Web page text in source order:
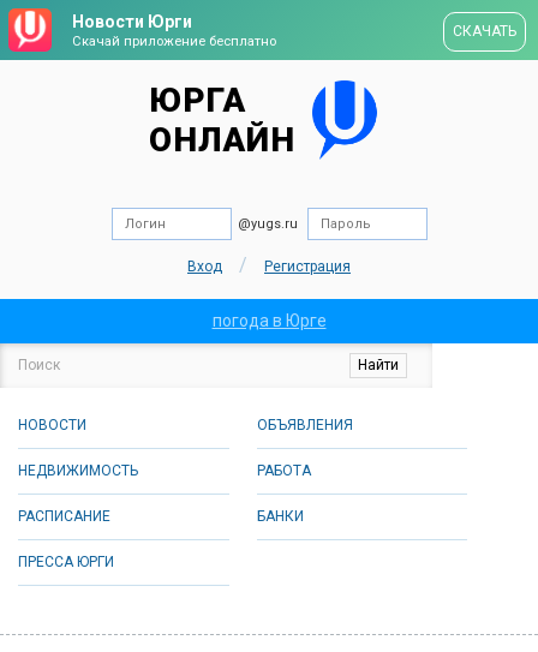
Новости Юрги
Скачай приложение бесплатно
СКАЧАТЬ
ЮРГА
ОНЛАЙН
@yugs.ru
Вход / Регистрация
погода в Юрге
НОВОСТИ ОБЪЯВЛЕНИЯ
НЕДВИЖИМОСТЬ РАБОТА
РАСПИСАНИЕ БАНКИ
ПРЕССА ЮРГИ